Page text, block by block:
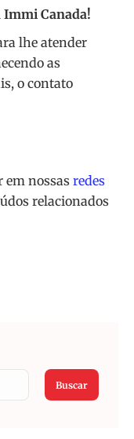
Immi Canada!
lhe atender
as
o contato
em nossas redes
relacionados
Buscar